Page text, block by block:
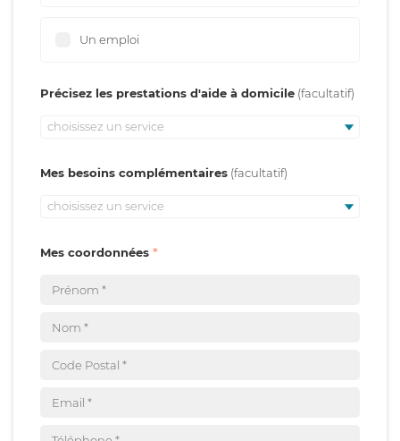
Un emploi
Précisez les prestations d'aide à domicile
choisissez un service
Mes besoins complémentaires
choisissez un service
Mes coordonnées